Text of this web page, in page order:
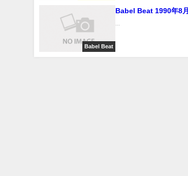
Babel Beat
Babel Beat 1990年8月